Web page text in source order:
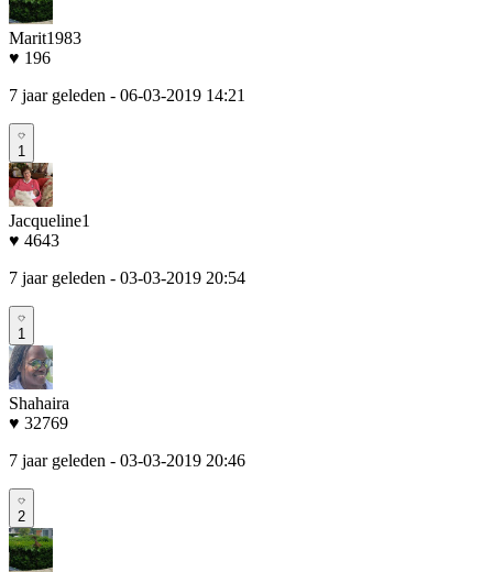
Marit1983
♥ 196
7 jaar geleden - 06-03-2019 14:21
1
Jacqueline1
♥ 4643
7 jaar geleden - 03-03-2019 20:54
1
Shahaira
♥ 32769
7 jaar geleden - 03-03-2019 20:46
2